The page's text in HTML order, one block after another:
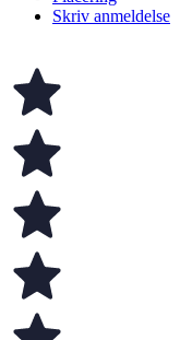
Skriv anmeldelse